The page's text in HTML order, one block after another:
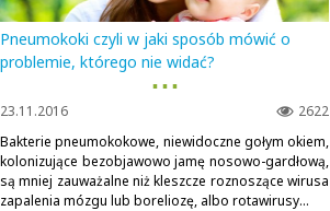
Pneumokoki czyli w jaki sposób mówić o
problemie, którego nie widać?
▪ ▪ ▪
2622
23.11.2016
Bakterie pneumokokowe, niewidoczne gołym okiem,
kolonizujące bezobjawowo jamę nosowo-gardłową,
są mniej zauważalne niż kleszcze roznoszące wirusa
zapalenia mózgu lub boreliozę, albo rotawirusy...